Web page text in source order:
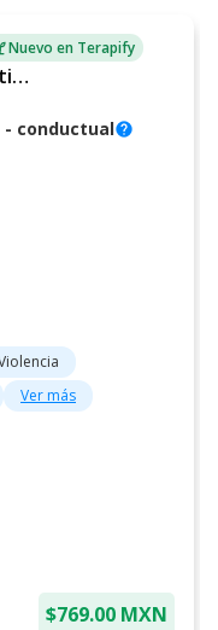
Nuevo en Terapify
Ernesto Anahuati Manrique
- conductualhelp
Ver más
$769.00 MXN